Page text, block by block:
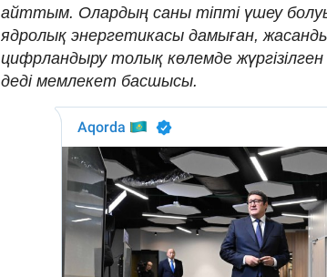
айттым. Олардың саны тіпті үшеу
ядролық энергетикасы дамыған,
цифрландыру толық көлемде
деді мемлекет басшысы.